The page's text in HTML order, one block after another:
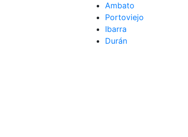
Ambato
Portoviejo
Ibarra
Durán